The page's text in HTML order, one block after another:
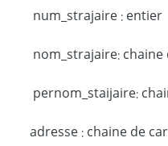
nom_strajaire:
pernom_staijaire:
adresse : chaine de